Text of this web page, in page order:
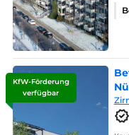
KfW-Förderung
verfügbar